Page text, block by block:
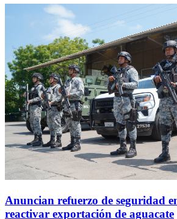
Anuncian refuerzo de seguridad
reactivar exportación de aguacate